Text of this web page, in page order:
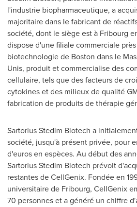
l'industrie biopharmaceutique, a
majoritaire dans le fabricant de
société, dont le siège est à Fribourg
dispose d'une filiale commerciale
biotechnologie de Boston dans le
Unis, produit et commercialise des
cellulaire, tels que des facteurs de
cytokines et des milieux de qualité
fabrication de produits de thérapie
Sartorius Stedim Biotech a
société, jusqu'à présent privée, pour
d'euros en espèces. Au début des
Sartorius Stedim Biotech prévoit
restantes de CellGenix. Fondée en
universitaire de Fribourg, CellGenix
70 personnes et a généré un chiffre